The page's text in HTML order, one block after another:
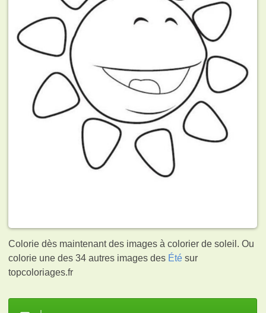
Colorie dès maintenant des images à colorier de soleil. Ou
colorie une des 34 autres images des Été sur
topcoloriages.fr